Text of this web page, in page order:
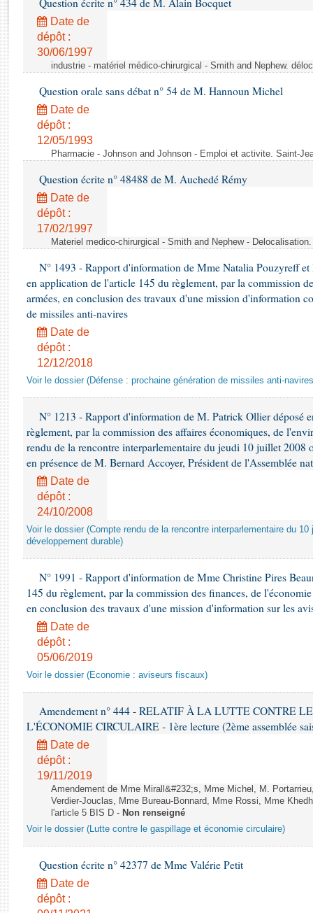
Rapports d'enquête
Rapports législatifs
Rapports sur l'application des lois
Baromètre de l’application des lois
Dossiers législatifs
Budget et sécurité sociale
Questions écrites et orales
Comptes rendus des débats
Question écrite n° 434 de M. Alain Bocquet
Date de
dépôt :
30/06/1997
industrie - matériel médico-chirurgical - Smith and Nephew.
Question orale sans débat n° 54 de M. Hannoun Michel
Date de
dépôt :
12/05/1993
Pharmacie - Johnson and Johnson - Emploi et activite. Saint-
Question écrite n° 48488 de M. Auchedé Rémy
Date de
dépôt :
17/02/1997
Materiel medico-chirurgical - Smith and Nephew -
N° 1493 - Rapport d'information de Mme Natalia Pouzyreff
en application de l'article 145 du règlement, par la commission
armées, en conclusion des travaux d'une mission d'information
de missiles anti-navires
Date de
dépôt :
12/12/2018
Voir le dossier (Défense : prochaine génération de missiles anti-
N° 1213 - Rapport d'information de M. Patrick Ollier déposé
règlement, par la commission des affaires économiques, de
rendu de la rencontre interparlementaire du jeudi 10 juillet 2008
en présence de M. Bernard Accoyer, Président de l'Assemblée
Date de
dépôt :
24/10/2008
Voir le dossier (Compte rendu de la rencontre interparlementaire du
développement durable)
N° 1991 - Rapport d'information de Mme Christine Pires
145 du règlement, par la commission des finances, de
en conclusion des travaux d'une mission d'information sur les
Date de
dépôt :
05/06/2019
Voir le dossier (Economie : aviseurs fiscaux)
Amendement n° 444 - RELATIF À LA LUTTE CONTRE
L'ÉCONOMIE CIRCULAIRE - 1ère lecture (2ème assemblée
Date de
dépôt :
19/11/2019
Amendement de Mme Mirall&#232;s, Mme Michel, M.
Verdier-Jouclas, Mme Bureau-Bonnard, Mme Rossi, Mme
l'article 5 BIS D - Non renseigné
Voir le dossier (Lutte contre le gaspillage et économie circulaire)
Question écrite n° 42377 de Mme Valérie Petit
Date de
dépôt :